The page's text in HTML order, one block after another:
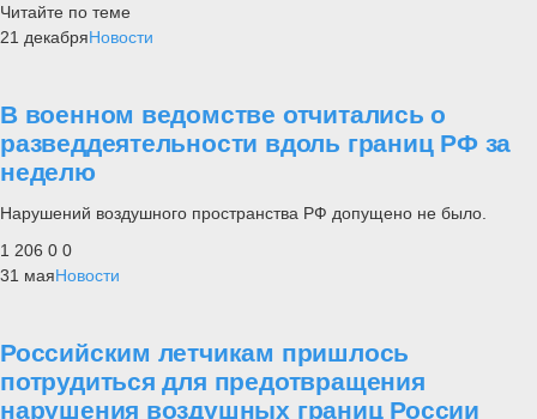
Читайте по теме
21 декабряНовости
В военном ведомстве отчитались о
разведдеятельности вдоль границ РФ за
неделю
Нарушений воздушного пространства РФ допущено не было.
1 206 0 0
31 маяНовости
Российским летчикам пришлось
потрудиться для предотвращения
нарушения воздушных границ России